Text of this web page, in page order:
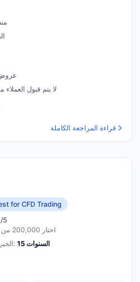
عروض
لا يتم قبول العملاء
قراءة المراجعة الكاملة
for CFD Trading
/5
اختار 200,000 من المتداولين هذا الوسيط
الخبرة: 15 السنوات